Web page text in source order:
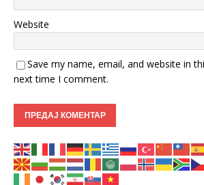
Website
Save my name, email, and website in
next time I comment.